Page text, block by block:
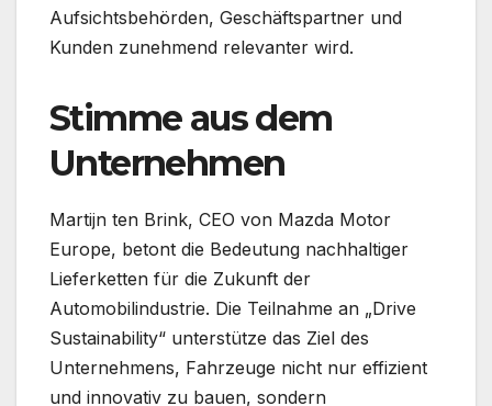
Aufsichtsbehörden, Geschäftspartner und
Kunden zunehmend relevanter wird.
Stimme aus dem
Unternehmen
Martijn ten Brink, CEO von Mazda Motor
Europe, betont die Bedeutung nachhaltiger
Lieferketten für die Zukunft der
Automobilindustrie. Die Teilnahme an „Drive
Sustainability“ unterstütze das Ziel des
Unternehmens, Fahrzeuge nicht nur effizient
und innovativ zu bauen, sondern